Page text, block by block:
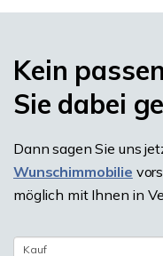
Kein
Sie dabei
Dann sagen Sie uns
Wunschimmobilie
möglich mit Ihnen in